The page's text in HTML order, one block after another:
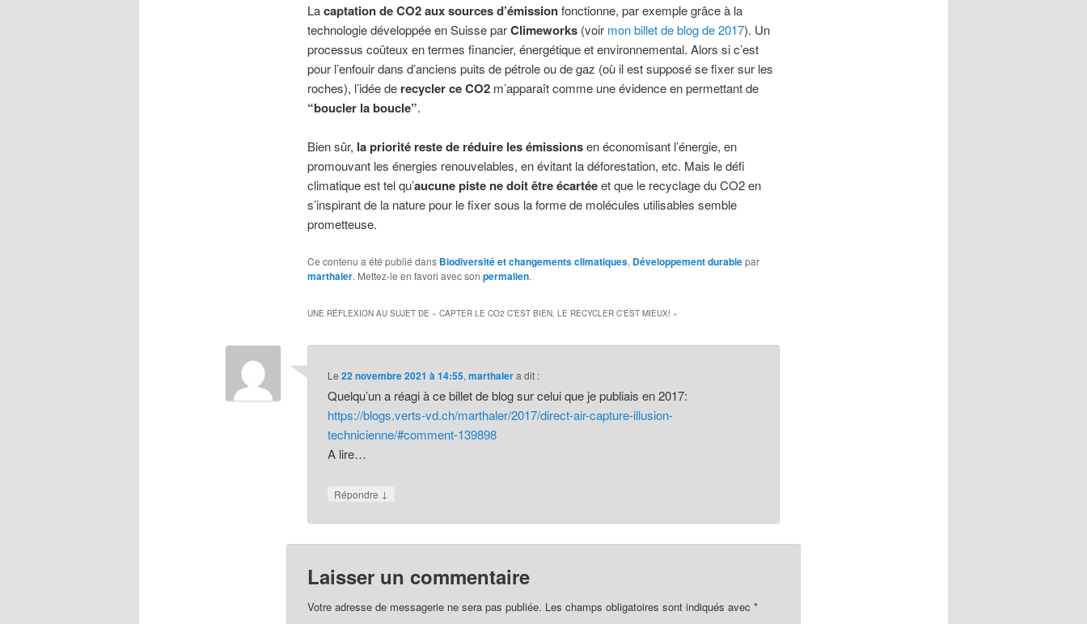
Lacaptation de CO2 aux sources d’émissionfonctionne, par exemple grâce à la
technologie développée en Suisse parClimeworks(voir mon billet de blog de 2017). Un
processus coûteux en termes financier, énergétique et environnemental. Alors si c’est
pour l’enfouir dans d’anciens puits de pétrole ou de gaz (où il est supposé se fixer sur les
roches), l’idée de recycler ce CO2m’apparaît comme une évidence en permettant de
“boucler la boucle”.
Bien sûr, la priorité reste de réduire les émissionsen économisant l’énergie, en
promouvant les énergies renouvelables, en évitant la déforestation, etc. Mais le défi
climatique est tel qu’aucune piste ne doit être écartéeet que le recyclage du CO2 en
s’inspirant de la nature pour le fixer sous la forme de molécules utilisables semble
prometteuse.
Ce contenu a été publié dans Biodiversité et changements climatiques, Développement durablepar
marthaler. Mettez-le en favori avec son permalien.
UNE RÉFLEXION AU SUJET DE « CAPTER LE CO2 C’EST BIEN, LE RECYCLER C’EST MIEUX! »
Le22 novembre 2021 à 14:55,marthalera dit :
Quelqu’un a réagi à ce billet de blog sur celui que je publiais en 2017:
https://blogs.verts-vd.ch/marthaler/2017/direct-air-capture-illusion-
technicienne/#comment-139898
A lire…
Répondre ↓
Laisser un commentaire
Votre adresse de messagerie ne sera pas publiée. Les champs obligatoires sont indiqués avec *